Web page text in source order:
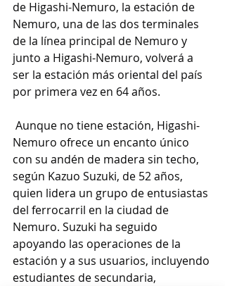
de Higashi-Nemuro, la estación de
Nemuro, una de las dos terminales
de la línea principal de Nemuro y
junto a Higashi-Nemuro, volverá a
ser la estación más oriental del país
por primera vez en 64 años.
Aunque no tiene estación, Higashi-
Nemuro ofrece un encanto único
con su andén de madera sin techo,
según Kazuo Suzuki, de 52 años,
quien lidera un grupo de entusiastas
del ferrocarril en la ciudad de
Nemuro. Suzuki ha seguido
apoyando las operaciones de la
estación y a sus usuarios, incluyendo
estudiantes de secundaria,